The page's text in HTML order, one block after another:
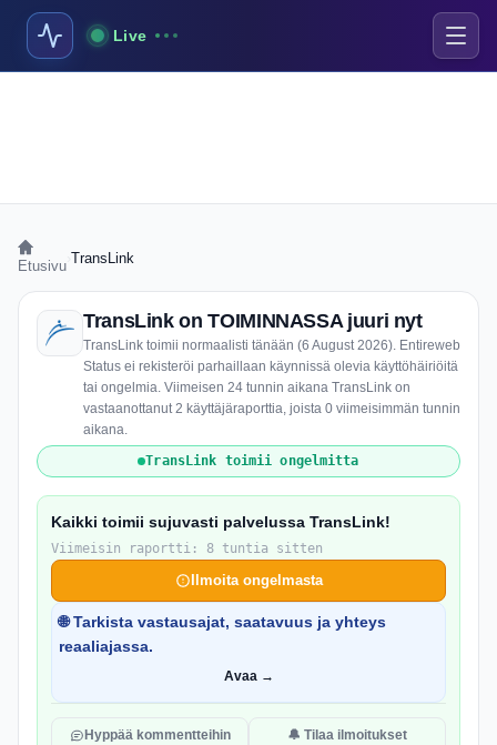
Live
Etusivu TransLink
TransLink on TOIMINNASSA juuri nyt
TransLink toimii normaalisti tänään (6 August 2026). Entireweb
Status ei rekisteröi parhaillaan käynnissä olevia käyttöhäiriöitä
tai ongelmia. Viimeisen 24 tunnin aikana TransLink on
vastaanottanut 2 käyttäjäraporttia, joista 0 viimeisimmän tunnin
aikana.
TransLink toimii ongelmitta
Kaikki toimii sujuvasti palvelussa TransLink!
Viimeisin raportti: 8 tuntia sitten
Ilmoita ongelmasta
🌐 Tarkista vastausajat, saatavuus ja yhteys
reaaliajassa.
Avaa →
Hyppää kommentteihin 🔔 Tilaa ilmoitukset